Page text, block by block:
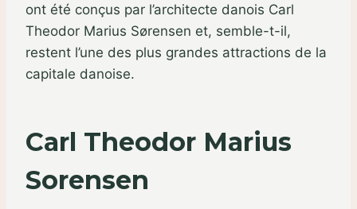
ont été conçus par l’architecte danois Carl
Theodor Marius Sørensen et, semble-t-il,
restent l’une des plus grandes attractions de la
capitale danoise.
Carl Theodor Marius
Sorensen